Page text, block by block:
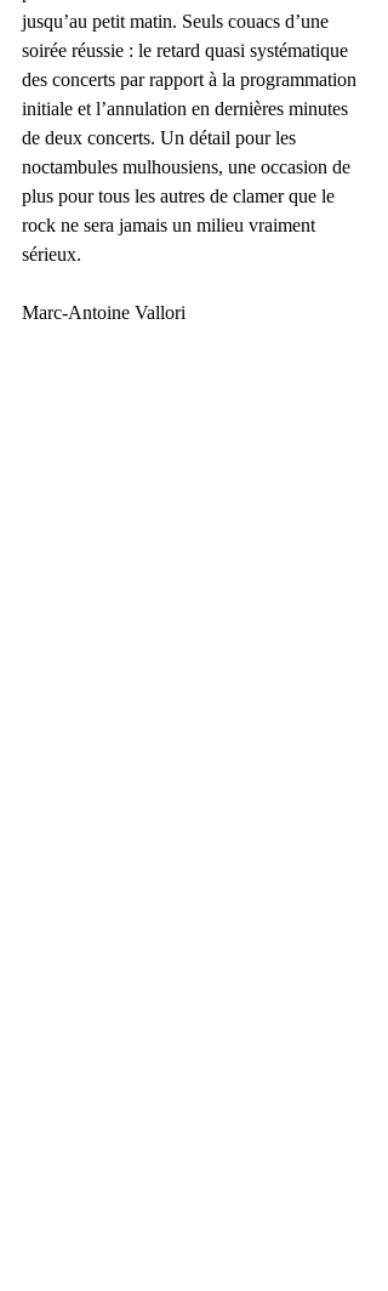
jusqu’au petit matin. Seuls couacs d’une
soirée réussie : le retard quasi systématique
des concerts par rapport à la programmation
initiale et l’annulation en dernières minutes
de deux concerts. Un détail pour les
noctambules mulhousiens, une occasion de
plus pour tous les autres de clamer que le
rock ne sera jamais un milieu vraiment
sérieux.
Marc-Antoine Vallori